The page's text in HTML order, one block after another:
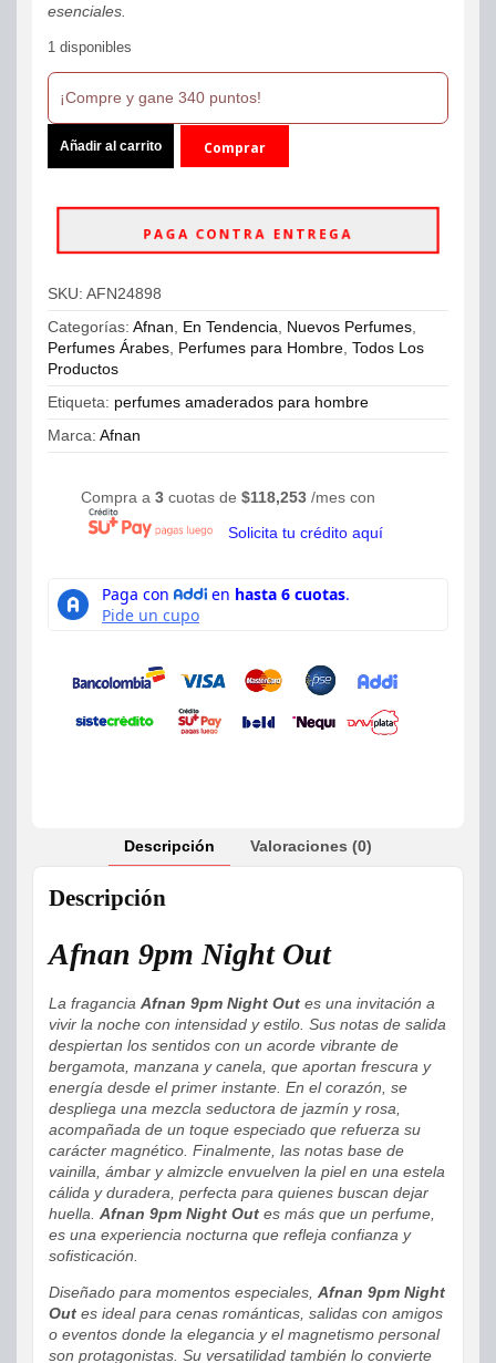
esenciales.
1 disponibles
¡Compre y gane 340 puntos!
9pm
Parfum
Hombre
cantidad
Añadir al carrito Comprar
PAGA CONTRA ENTREGA
SKU: AFN24898
Categorías: Afnan En Tendencia Nuevos Perfumes
Perfumes Árabes Perfumes para Hombre Todos Los
Productos
Etiqueta: perfumes amaderados para hombre
Marca: Afnan
Compra a 3 cuotas de $118,253 /mes con
Solicita tu crédito aquí
Descripción Valoraciones (0)
Descripción
Afnan 9pm Night Out
La fragancia Afnan 9pm Night Out es una invitación a
vivir la noche con intensidad y estilo. Sus notas de salida
despiertan los sentidos con un acorde vibrante de
bergamota, manzana y canela, que aportan frescura y
energía desde el primer instante. En el corazón, se
despliega una mezcla seductora de jazmín y rosa,
acompañada de un toque especiado que refuerza su
carácter magnético. Finalmente, las notas base de
vainilla, ámbar y almizcle envuelven la piel en una estela
cálida y duradera, perfecta para quienes buscan dejar
huella. Afnan 9pm Night Out es más que un perfume,
es una experiencia nocturna que refleja confianza y
sofisticación.
Diseñado para momentos especiales, Afnan 9pm Night
Out es ideal para cenas románticas, salidas con amigos
o eventos donde la elegancia y el magnetismo personal
son protagonistas. Su versatilidad también lo convierte